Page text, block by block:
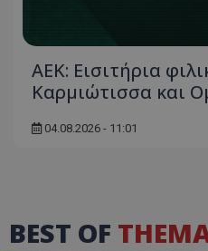
ΑΕΚ: Εισιτήρια
Καρμιώτισσα και
04.08.2026 - 11:01
BEST OF